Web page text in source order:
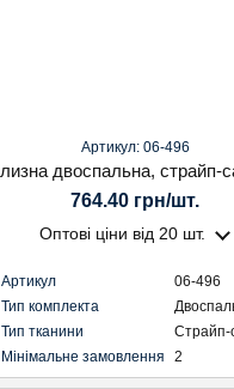
Артикул: 06-496
764.40 грн/шт.
Оптові ціни від 20 шт.
Артикул
06-496
Тип комплекта
Тип тканини
Страйп-
Мінімальне замовлення
2